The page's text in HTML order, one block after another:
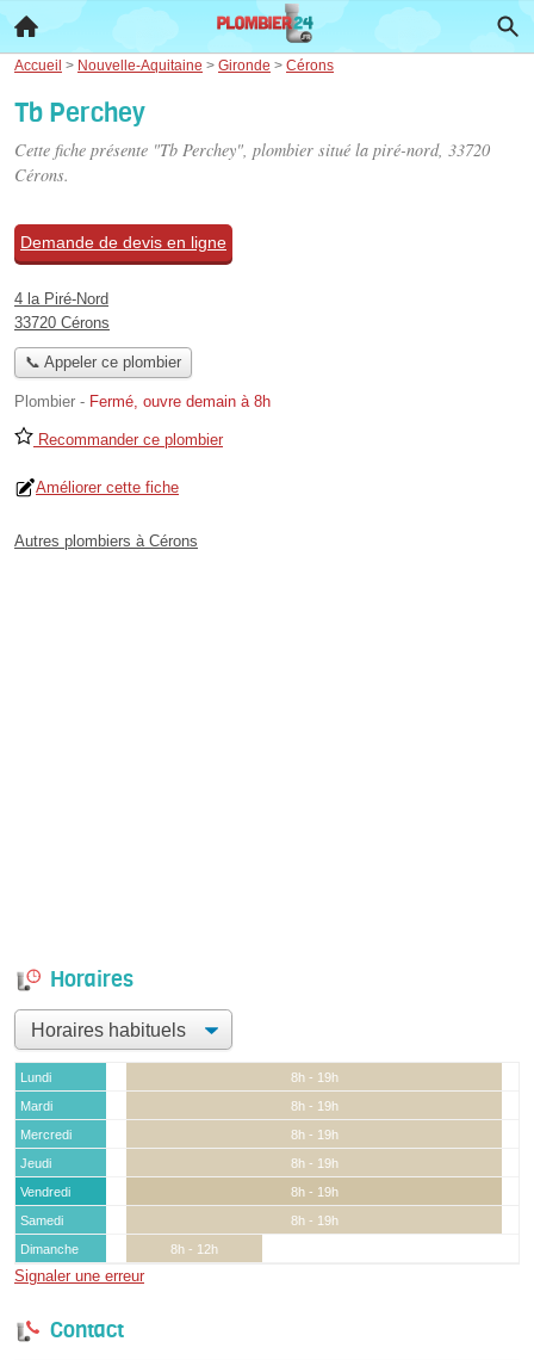
Accueil > Nouvelle-Aquitaine > Gironde > Cérons
Tb Perchey
Cette fiche présente "Tb Perchey", plombier situé la piré-nord, 33720
Cérons.
Demande de devis en ligne
4 la Piré-Nord
33720 Cérons
📞 Appeler ce plombier
Plombier - Fermé, ouvre demain à 8h
Recommander ce plombier
Améliorer cette fiche
Autres plombiers à Cérons
Horaires
Lundi
8h - 19h
Mardi
8h - 19h
Mercredi
8h - 19h
Jeudi
8h - 19h
Vendredi
8h - 19h
Samedi
8h - 19h
Dimanche
8h - 12h
Signaler une erreur
Contact